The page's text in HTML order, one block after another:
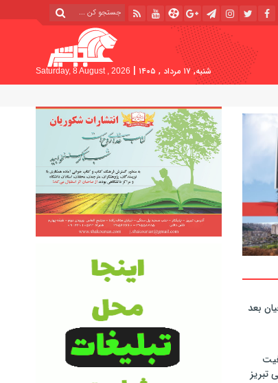
شنبه, ۱۷ مرداد , ۱۴۰۵ |
Saturday, 8 August , 2026
بعد
تبریز